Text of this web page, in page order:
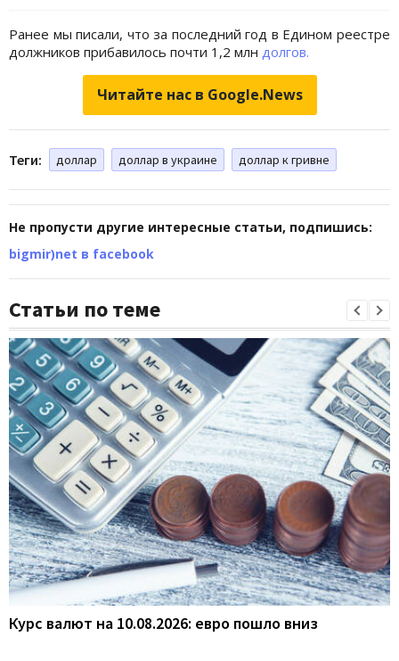
Ранее мы писали, что за последний год в Едином реестре
должников прибавилось почти 1,2 млн долгов.
Читайте нас в Google.News
Теги: доллар доллар в украине доллар к гривне
Не пропусти другие интересные статьи, подпишись:
bigmir)net в facebook
Статьи по теме
Курс валют на 10.08.2026: евро пошло вниз